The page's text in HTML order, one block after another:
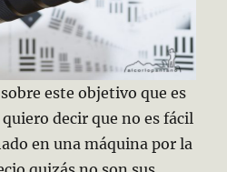
este objetivo que es
decir que no es fácil
en una máquina por la